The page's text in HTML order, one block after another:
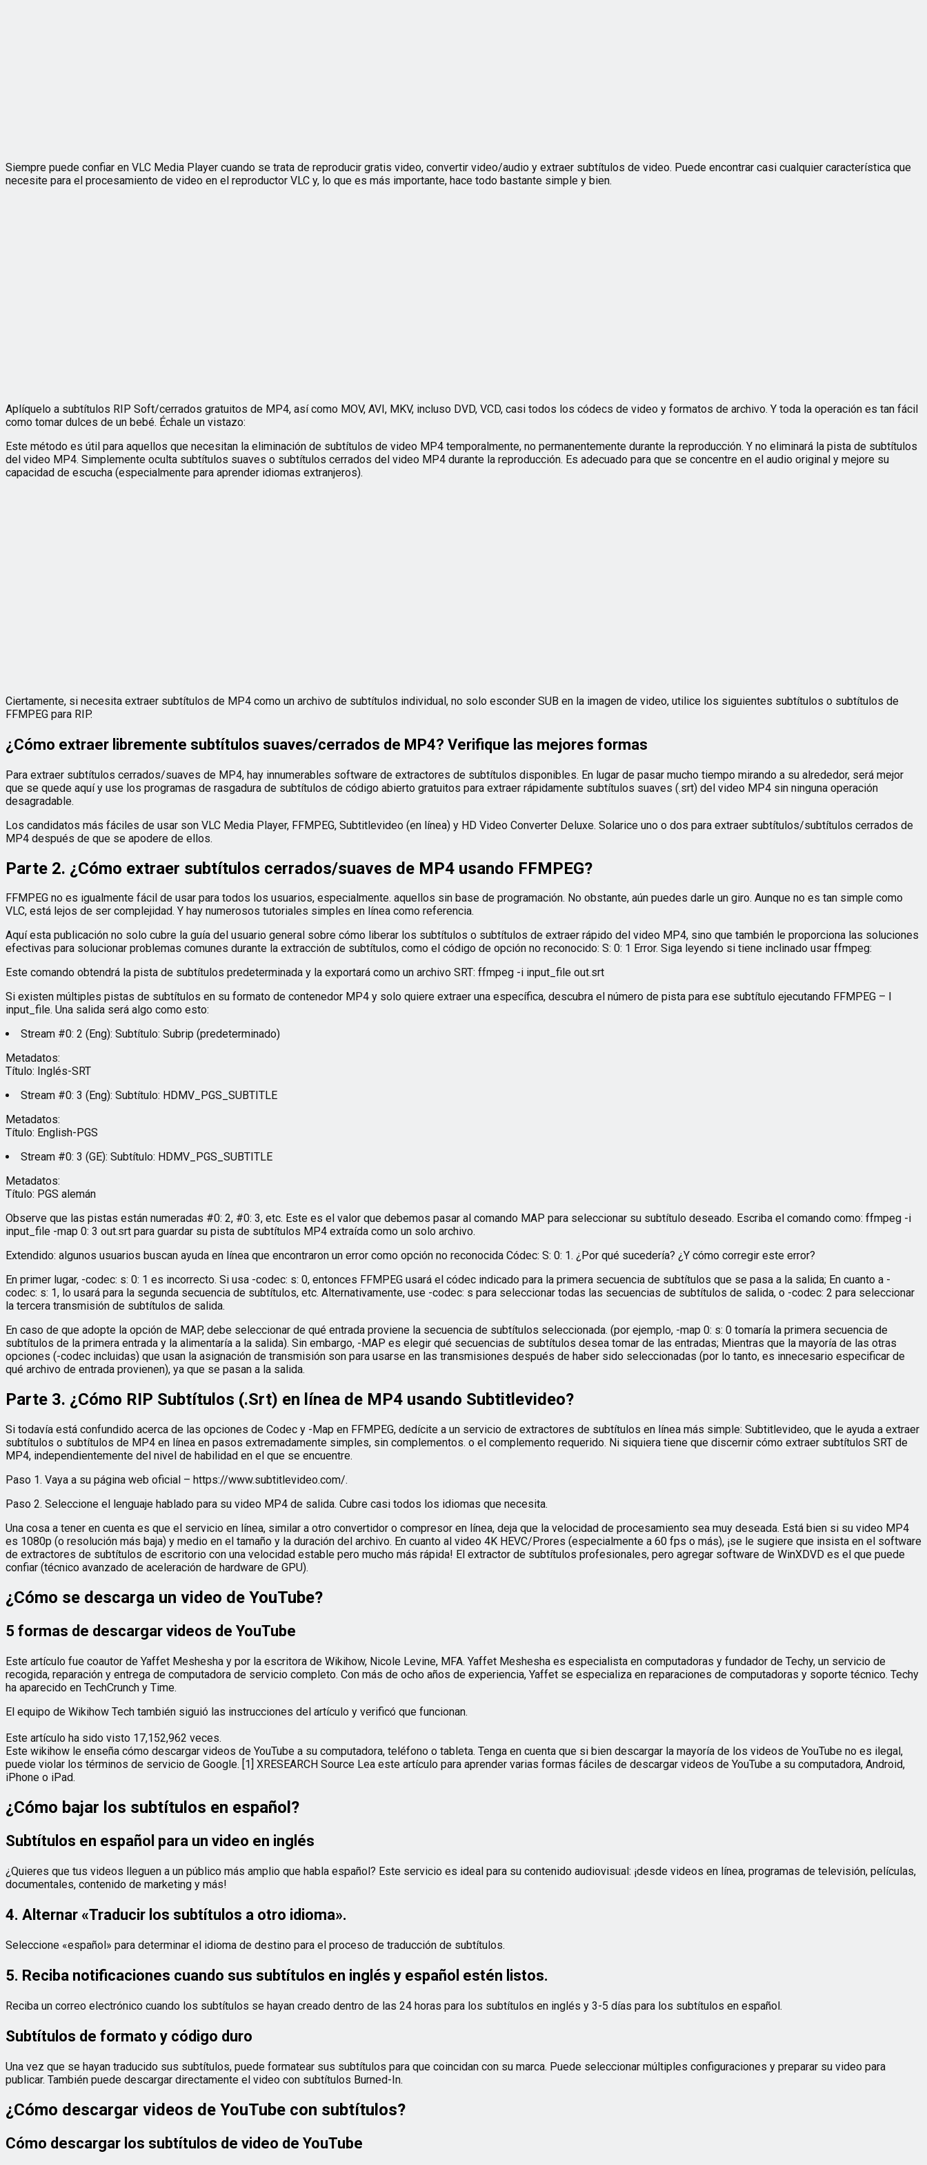
Siempre puede confiar en VLC Media Player cuando se trata de reproducir gratis video, convertir video/audio y extraer subtítulos de video. Puede encontrar casi cualquier característica que
necesite para el procesamiento de video en el reproductor VLC y, lo que es más importante, hace todo bastante simple y bien.
Aplíquelo a subtítulos RIP Soft/cerrados gratuitos de MP4, así como MOV, AVI, MKV, incluso DVD, VCD, casi todos los códecs de video y formatos de archivo. Y toda la operación es tan fácil
como tomar dulces de un bebé. Échale un vistazo:
Este método es útil para aquellos que necesitan la eliminación de subtítulos de video MP4 temporalmente, no permanentemente durante la reproducción. Y no eliminará la pista de subtítulos
del video MP4. Simplemente oculta subtítulos suaves o subtítulos cerrados del video MP4 durante la reproducción. Es adecuado para que se concentre en el audio original y mejore su
capacidad de escucha (especialmente para aprender idiomas extranjeros).
Ciertamente, si necesita extraer subtítulos de MP4 como un archivo de subtítulos individual, no solo esconder SUB en la imagen de video, utilice los siguientes subtítulos o subtítulos de
FFMPEG para RIP.
¿Cómo extraer libremente subtítulos suaves/cerrados de MP4? Verifique las mejores formas
Para extraer subtítulos cerrados/suaves de MP4, hay innumerables software de extractores de subtítulos disponibles. En lugar de pasar mucho tiempo mirando a su alrededor, será mejor
que se quede aquí y use los programas de rasgadura de subtítulos de código abierto gratuitos para extraer rápidamente subtítulos suaves (.srt) del video MP4 sin ninguna operación
desagradable.
Los candidatos más fáciles de usar son VLC Media Player, FFMPEG, Subtitlevideo (en línea) y HD Video Converter Deluxe. Solarice uno o dos para extraer subtítulos/subtítulos cerrados de
MP4 después de que se apodere de ellos.
Parte 2. ¿Cómo extraer subtítulos cerrados/suaves de MP4 usando FFMPEG?
FFMPEG no es igualmente fácil de usar para todos los usuarios, especialmente. aquellos sin base de programación. No obstante, aún puedes darle un giro. Aunque no es tan simple como
VLC, está lejos de ser complejidad. Y hay numerosos tutoriales simples en línea como referencia.
Aquí esta publicación no solo cubre la guía del usuario general sobre cómo liberar los subtítulos o subtítulos de extraer rápido del video MP4, sino que también le proporciona las soluciones
efectivas para solucionar problemas comunes durante la extracción de subtítulos, como el código de opción no reconocido: S: 0: 1 Error. Siga leyendo si tiene inclinado usar ffmpeg:
Este comando obtendrá la pista de subtítulos predeterminada y la exportará como un archivo SRT: ffmpeg -i input_file out.srt
Si existen múltiples pistas de subtítulos en su formato de contenedor MP4 y solo quiere extraer una específica, descubra el número de pista para ese subtítulo ejecutando FFMPEG – I
input_file. Una salida será algo como esto:
Stream #0: 2 (Eng): Subtítulo: Subrip (predeterminado)
Metadatos:
Título: Inglés-SRT
Stream #0: 3 (Eng): Subtítulo: HDMV_PGS_SUBTITLE
Metadatos:
Título: English-PGS
Stream #0: 3 (GE): Subtítulo: HDMV_PGS_SUBTITLE
Metadatos:
Título: PGS alemán
Observe que las pistas están numeradas #0: 2, #0: 3, etc. Este es el valor que debemos pasar al comando MAP para seleccionar su subtítulo deseado. Escriba el comando como: ffmpeg -i
input_file -map 0: 3 out.srt para guardar su pista de subtítulos MP4 extraída como un solo archivo.
Extendido: algunos usuarios buscan ayuda en línea que encontraron un error como opción no reconocida Códec: S: 0: 1. ¿Por qué sucedería? ¿Y cómo corregir este error?
En primer lugar, -codec: s: 0: 1 es incorrecto. Si usa -codec: s: 0, entonces FFMPEG usará el códec indicado para la primera secuencia de subtítulos que se pasa a la salida; En cuanto a -
codec: s: 1, lo usará para la segunda secuencia de subtítulos, etc. Alternativamente, use -codec: s para seleccionar todas las secuencias de subtítulos de salida, o -codec: 2 para seleccionar
la tercera transmisión de subtítulos de salida.
En caso de que adopte la opción de MAP, debe seleccionar de qué entrada proviene la secuencia de subtítulos seleccionada. (por ejemplo, -map 0: s: 0 tomaría la primera secuencia de
subtítulos de la primera entrada y la alimentaría a la salida). Sin embargo, -MAP es elegir qué secuencias de subtítulos desea tomar de las entradas; Mientras que la mayoría de las otras
opciones (-codec incluidas) que usan la asignación de transmisión son para usarse en las transmisiones después de haber sido seleccionadas (por lo tanto, es innecesario especificar de
qué archivo de entrada provienen), ya que se pasan a la salida.
Parte 3. ¿Cómo RIP Subtítulos (.Srt) en línea de MP4 usando Subtitlevideo?
Si todavía está confundido acerca de las opciones de Codec y -Map en FFMPEG, dedícite a un servicio de extractores de subtítulos en línea más simple: Subtitlevideo, que le ayuda a extraer
subtítulos o subtítulos de MP4 en línea en pasos extremadamente simples, sin complementos. o el complemento requerido. Ni siquiera tiene que discernir cómo extraer subtítulos SRT de
MP4, independientemente del nivel de habilidad en el que se encuentre.
Paso 1. Vaya a su página web oficial – https://www.subtitlevideo.com/.
Paso 2. Seleccione el lenguaje hablado para su video MP4 de salida. Cubre casi todos los idiomas que necesita.
Una cosa a tener en cuenta es que el servicio en línea, similar a otro convertidor o compresor en línea, deja que la velocidad de procesamiento sea muy deseada. Está bien si su video MP4
es 1080p (o resolución más baja) y medio en el tamaño y la duración del archivo. En cuanto al video 4K HEVC/Prores (especialmente a 60 fps o más), ¡se le sugiere que insista en el software
de extractores de subtítulos de escritorio con una velocidad estable pero mucho más rápida! El extractor de subtítulos profesionales, pero agregar software de WinXDVD es el que puede
confiar (técnico avanzado de aceleración de hardware de GPU).
¿Cómo se descarga un video de YouTube?
5 formas de descargar videos de YouTube
Este artículo fue coautor de Yaffet Meshesha y por la escritora de Wikihow, Nicole Levine, MFA. Yaffet Meshesha es especialista en computadoras y fundador de Techy, un servicio de
recogida, reparación y entrega de computadora de servicio completo. Con más de ocho años de experiencia, Yaffet se especializa en reparaciones de computadoras y soporte técnico. Techy
ha aparecido en TechCrunch y Time.
El equipo de Wikihow Tech también siguió las instrucciones del artículo y verificó que funcionan.
Este artículo ha sido visto 17,152,962 veces.
Este wikihow le enseña cómo descargar videos de YouTube a su computadora, teléfono o tableta. Tenga en cuenta que si bien descargar la mayoría de los videos de YouTube no es ilegal,
puede violar los términos de servicio de Google. [1] XRESEARCH Source Lea este artículo para aprender varias formas fáciles de descargar videos de YouTube a su computadora, Android,
iPhone o iPad.
¿Cómo bajar los subtítulos en español?
Subtítulos en español para un video en inglés
¿Quieres que tus videos lleguen a un público más amplio que habla español? Este servicio es ideal para su contenido audiovisual: ¡desde videos en línea, programas de televisión, películas,
documentales, contenido de marketing y más!
4. Alternar «Traducir los subtítulos a otro idioma».
Seleccione «español» para determinar el idioma de destino para el proceso de traducción de subtítulos.
5. Reciba notificaciones cuando sus subtítulos en inglés y español estén listos.
Reciba un correo electrónico cuando los subtítulos se hayan creado dentro de las 24 horas para los subtítulos en inglés y 3-5 días para los subtítulos en español.
Subtítulos de formato y código duro
Una vez que se hayan traducido sus subtítulos, puede formatear sus subtítulos para que coincidan con su marca. Puede seleccionar múltiples configuraciones y preparar su video para
publicar. También puede descargar directamente el video con subtítulos Burned-In.
¿Cómo descargar videos de YouTube con subtítulos?
Cómo descargar los subtítulos de video de YouTube